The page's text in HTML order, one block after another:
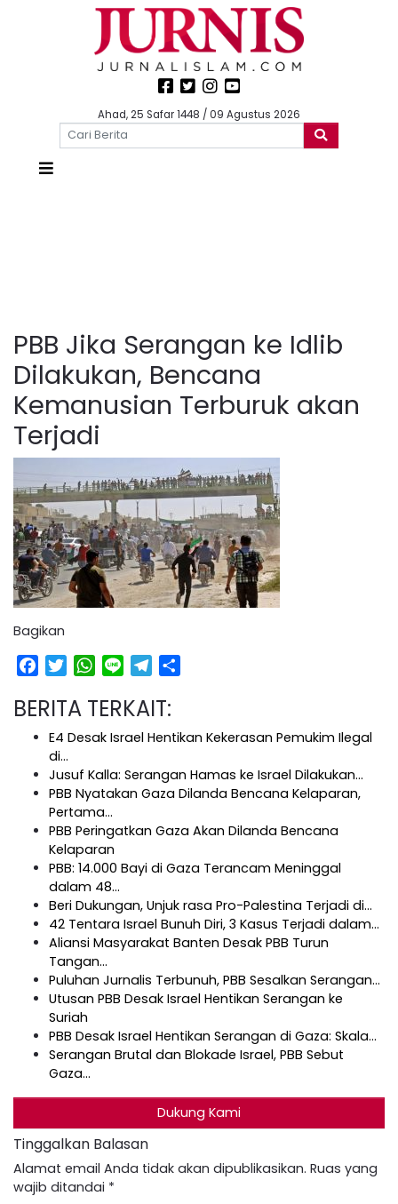
Ahad, 25 Safar 1448 / 09 Agustus 2026
PBB Jika Serangan ke Idlib
Dilakukan, Bencana
Kemanusian Terburuk akan
Terjadi
Bagikan
Facebook
TwitterWhatsApp
Line Telegram
BERITA TERKAIT:
E4 Desak Israel Hentikan Kekerasan Pemukim Ilegal
di…
Jusuf Kalla: Serangan Hamas ke Israel Dilakukan…
PBB Nyatakan Gaza Dilanda Bencana Kelaparan,
Pertama…
PBB Peringatkan Gaza Akan Dilanda Bencana
Kelaparan
PBB: 14.000 Bayi di Gaza Terancam Meninggal
dalam 48…
Beri Dukungan, Unjuk rasa Pro-Palestina Terjadi di…
42 Tentara Israel Bunuh Diri, 3 Kasus Terjadi dalam…
Aliansi Masyarakat Banten Desak PBB Turun
Tangan…
Puluhan Jurnalis Terbunuh, PBB Sesalkan Serangan…
Utusan PBB Desak Israel Hentikan Serangan ke
Suriah
PBB Desak Israel Hentikan Serangan di Gaza: Skala…
Serangan Brutal dan Blokade Israel, PBB Sebut
Gaza…
Dukung Kami
Tinggalkan Balasan
Alamat email Anda tidak akan dipublikasikan. Ruas yang
wajib ditandai *